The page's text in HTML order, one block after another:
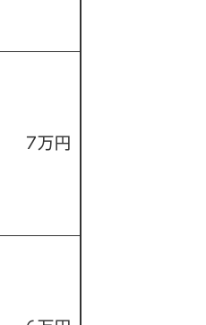
7万円